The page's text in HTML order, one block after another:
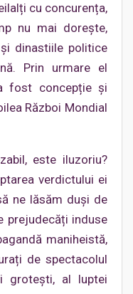
cu concurența,
nu mai dorește,
dinastiile politice
Prin urmare el
fost concepție și
Război Mondial
este iluzoriu?
verdictului ei
ne lăsăm duși de
prejudecăți induse
maniheistă,
de spectacolul
grotești, al luptei